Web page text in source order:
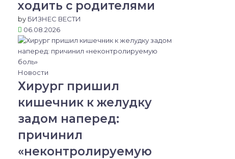
ходить с родителями
by БИЗНЕС ВЕСТИ
06.08.2026
Новости
Хирург пришил
кишечник к желудку
задом наперед:
причинил
«неконтролируемую